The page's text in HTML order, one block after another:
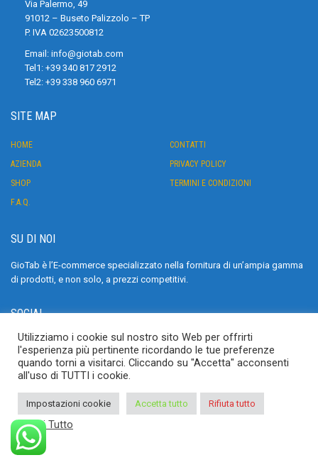
Via Palermo, 49
91012 – Buseto Palizzolo – TP
P. IVA 02623500812
Email: info@giotab.com
Tel1: +39 340 817 2912
Tel2: +39 338 960 6971
SITE MAP
HOME
AZIENDA
SHOP
F.A.Q.
CONTATTI
PRIVACY POLICY
TERMINI E CONDIZIONI
SU DI NOI
GioTab è l’E-commerce specializzato nella fornitura di un’ampia gamma
di prodotti, e non solo, a prezzi competitivi.
SOCIAL
>
Copyright © 2023 GIOTAB. Sito realizzato da
Utilizziamo i cookie sul nostro sito Web per offrirti
l'esperienza più pertinente ricordando le tue preferenze
quando torni a visitarci. Cliccando su "Accetta" acconsenti
all'uso di TUTTI i cookie.
Impostazioni cookie Accetta tutto Rifiuta tutto
Leggi Tutto